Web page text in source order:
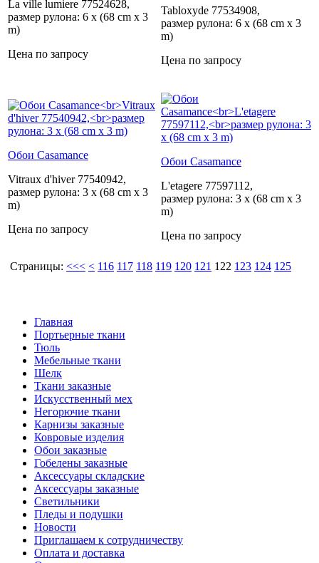
La ville lumiere 77524628,
размер рулона: 6 x (68 cm x 3
m)
Цена по запросу
Tabloxyde 77534908,
размер рулона: 6 x (68 cm x 3
m)
Цена по запросу
Обои Casamance
Vitraux d'hiver 77540942,
размер рулона: 3 x (68 cm x 3
m)
Цена по запросу
Обои Casamance
L'etagere 77597112,
размер рулона: 3 x (68 cm x 3
m)
Цена по запросу
Страницы: <<< < 116 117 118 119 120 121 122 123 124 125
Главная
Портьерные ткани
Тюль
Мебельные ткани
Шелк
Ткани заказные
Искусственный мех
Негорючие ткани
Карнизы заказные
Ковровые изделия
Обои заказные
Гобелены заказные
Аксессуары складские
Аксессуары заказные
Светильники
Пледы и подушки
Новости
Приглашаем к сотрудничеству
Оплата и доставка